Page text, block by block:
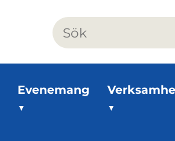
Evenemang